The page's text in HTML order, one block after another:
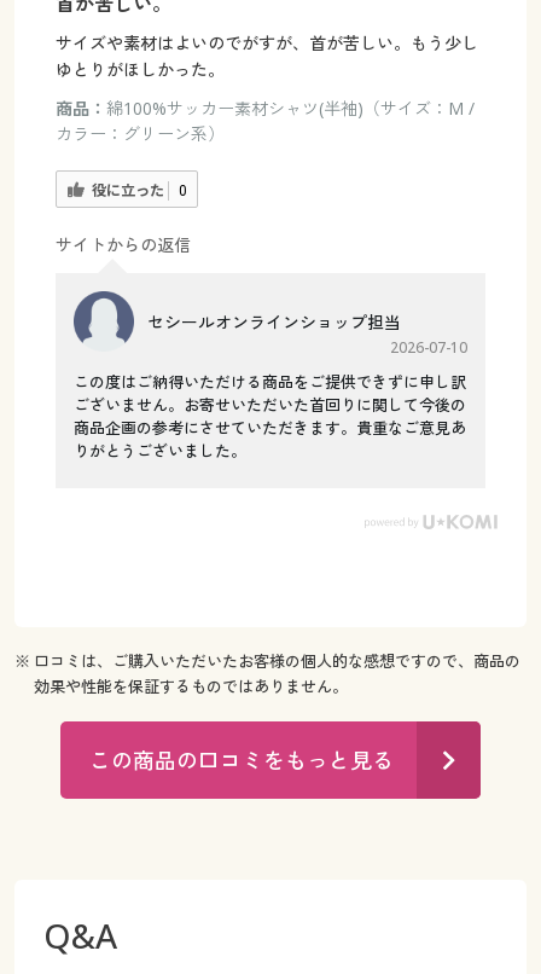
サイズや素材はよいのでがすが、首が苦しい。もう少し
ゆとりがほしかった。
商品： 綿100%サッカー素材シャツ(半袖)（サイズ：M /
カラー：グリーン系）
役に立った 0
サイトからの返信
セシールオンラインショップ担当
2026-07-10
この度はご納得いただける商品をご提供できずに申し訳
ございません。お寄せいただいた首回りに関して今後の
商品企画の参考にさせていただきます。貴重なご意見あ
りがとうございました。
※ 口コミは、ご購入いただいたお客様の個人的な感想ですので、商品の
効果や性能を保証するものではありません。
この商品の口コミをもっと見る
Q&A